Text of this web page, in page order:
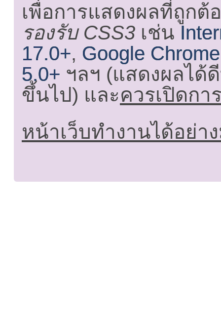
เพื่อการแสดงผลที่ถูกต้
รองรับ CSS3 เช่น
17.0+, Google
5.0+ ฯลฯ (แสดงผลได้
ขึ้นไป) และควรเปิดกา
หน้าเว็บทำงานได้อย่า